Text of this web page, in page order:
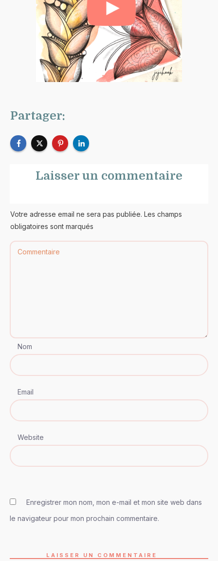
Partager:
Laisser un commentaire
Votre adresse email ne sera pas publiée. Les champs
obligatoires sont marqués
Nom
Email
Website
Enregistrer mon nom, mon e-mail et mon site web dans
le navigateur pour mon prochain commentaire.
LAISSER UN COMMENTAIRE